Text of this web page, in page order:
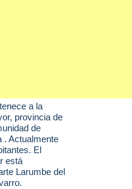
a la
, provincia de
de
. Actualmente
El
está
Larumbe del